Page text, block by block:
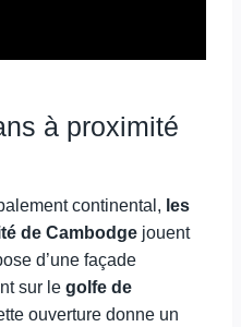
à proximité
continental, les
de Cambodge jouent
d’une façade
sur le golfe de
ouverture donne un